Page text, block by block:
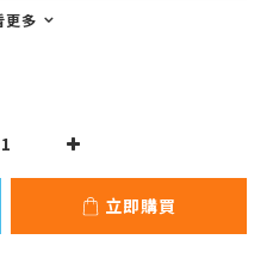
更多
立即購買